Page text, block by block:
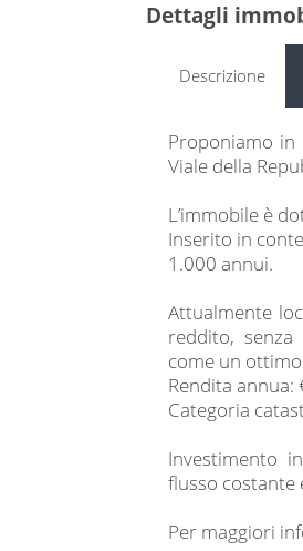
Dettagli
Descrizione
Proponiamo
Viale della
L’immobile è
Inserito in
1.000 annui.
Attualmente
reddito,
come un
Rendita annua:
Categoria
Investimento
flusso costante
Per maggiori